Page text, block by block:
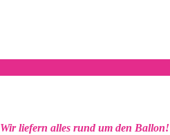
Wir liefern alles rund um den Ballon!